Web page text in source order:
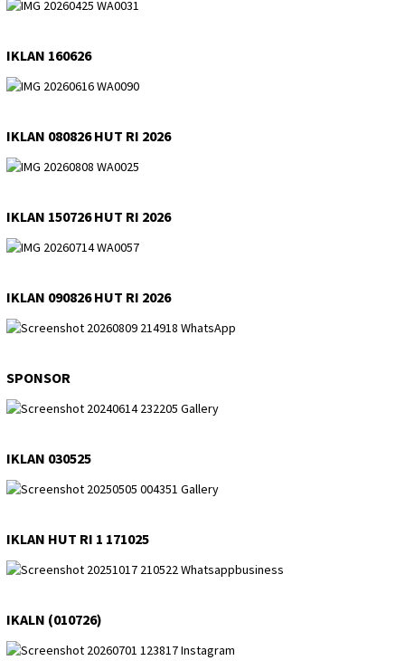
IKLAN 160626
IKLAN 080826 HUT RI 2026
IKLAN 150726 HUT RI 2026
IKLAN 090826 HUT RI 2026
SPONSOR
IKLAN 030525
IKLAN HUT RI 1 171025
IKALN (010726)